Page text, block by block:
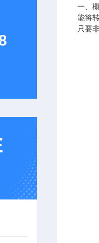
一、
能将
只要